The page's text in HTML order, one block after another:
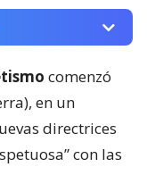
comenzó
en un
directrices
con las